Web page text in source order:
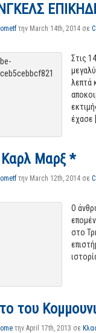
την March 14th, 2014 σε
Στις
λεπτά
έχασε
Μαρξ *
την March 12th, 2014 σε
Ο
στο
του
την April 17th, 2013 σε